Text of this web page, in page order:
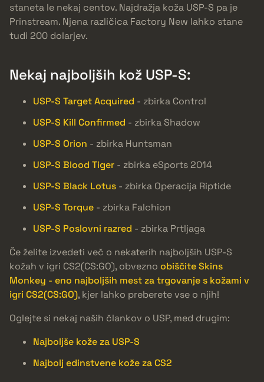
staneta le nekaj centov. Najdražja koža USP-S pa je
Prinstream. Njena različica Factory New lahko stane
tudi 200 dolarjev.
Nekaj najboljših kož USP-S:
USP-S Target Acquired - zbirka Control
USP-S Kill Confirmed - zbirka Shadow
USP-S Orion - zbirka Huntsman
USP-S Blood Tiger - zbirka eSports 2014
USP-S Black Lotus - zbirka Operacija Riptide
USP-S Torque - zbirka Falchion
USP-S Poslovni razred - zbirka Prtljaga
Če želite izvedeti več o nekaterih najboljših USP-S
kožah v igri CS2(CS:GO), obvezno obiščite Skins
Monkey - eno najboljših mest za trgovanje s kožami v
igri CS2(CS:GO), kjer lahko preberete vse o njih!
Oglejte si nekaj naših člankov o USP, med drugim:
Najboljše kože za USP-S
Najbolj edinstvene kože za CS2